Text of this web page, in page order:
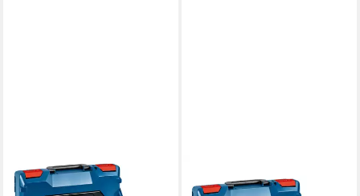
BOSCH PROFESSIONAL
Akku-Geradschleifer GGS
Akku-Geradschleifer GGS